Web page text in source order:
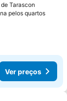
Tarascon
pelos quartos
Ver preços